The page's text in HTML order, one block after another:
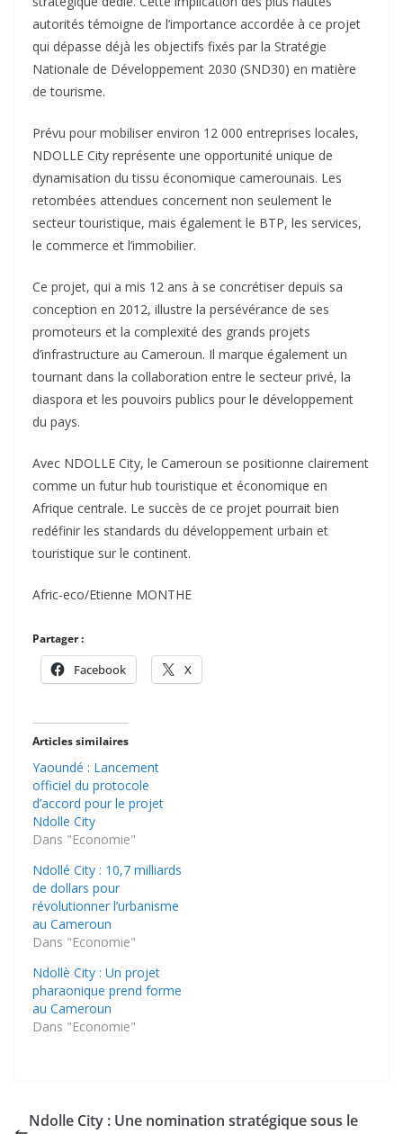
autorités témoigne de l’importance accordée à ce projet
qui dépasse déjà les objectifs fixés par la Stratégie
Nationale de Développement 2030 (SND30) en matière
de tourisme.
Prévu pour mobiliser environ 12 000 entreprises locales,
NDOLLE City représente une opportunité unique de
dynamisation du tissu économique camerounais. Les
retombées attendues concernent non seulement le
secteur touristique, mais également le BTP, les services,
le commerce et l’immobilier.
Ce projet, qui a mis 12 ans à se concrétiser depuis sa
conception en 2012, illustre la persévérance de ses
promoteurs et la complexité des grands projets
d’infrastructure au Cameroun. Il marque également un
tournant dans la collaboration entre le secteur privé, la
diaspora et les pouvoirs publics pour le développement
du pays.
Avec NDOLLE City, le Cameroun se positionne clairement
comme un futur hub touristique et économique en
Afrique centrale. Le succès de ce projet pourrait bien
redéfinir les standards du développement urbain et
touristique sur le continent.
Afric-eco/Etienne MONTHE
Partager :
Facebook X
Articles similaires
Yaoundé : Lancement
officiel du protocole
d’accord pour le projet
Ndolle City
Dans "Economie"
Ndollé City : 10,7 milliards
de dollars pour
révolutionner l’urbanisme
au Cameroun
Dans "Economie"
Ndollè City : Un projet
pharaonique prend forme
au Cameroun
Dans "Economie"
Ndolle City : Une nomination stratégique sous le